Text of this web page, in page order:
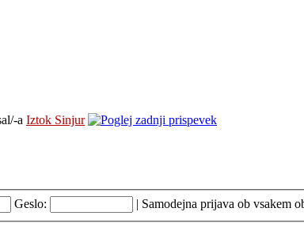
a Iztok Sinjur
Geslo: | Samodejna prijava ob vsakem